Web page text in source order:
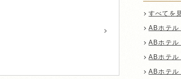
すべてを
ABホテル
ABホテル
ABホテル
ABホテル